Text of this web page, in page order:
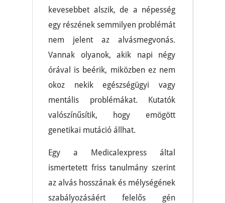
kevesebbet alszik, de a népesség
egy részének semmilyen problémát
nem jelent az alvásmegvonás.
Vannak olyanok, akik napi négy
órával is beérik, miközben ez nem
okoz nekik egészségügyi vagy
mentális problémákat. Kutatók
valószínűsítik, hogy emögött
genetikai mutáció állhat.
Egy a Medicalexpress által
ismertetett friss tanulmány szerint
az alvás hosszának és mélységének
szabályozásáért felelős gén